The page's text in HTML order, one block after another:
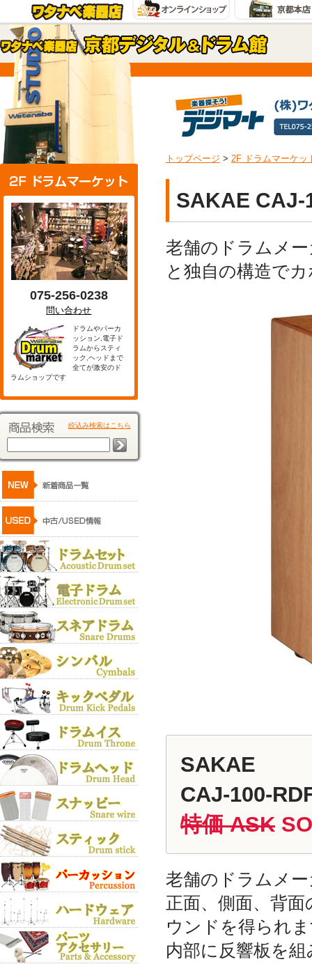
075-256-0238
問い合わせ
ドラムやパーカ
ッション,電子ド
ラムからスティ
ック,ヘッドまで
全てが激安のド
ラムショップです
絞込み検索はこちら
トップページ > 2F ドラムマーケッ
SAKAE CAJ-
老舗のドラムメ
と独自の構造で
SAKAE
CAJ-100-
特価 ASK
老舗のドラムメ
正面、側面、背
ウンドを得られ
内部に反響板を